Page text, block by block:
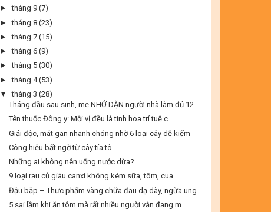
►tháng 9 (7)
►tháng 8 (23)
►tháng 7 (15)
►tháng 6 (9)
►tháng 5 (30)
►tháng 4 (53)
▼
tháng 3 (28)
Tháng đầu sau sinh, mẹ NHỚ DẶN người nhà làm đủ 12...
Tên thuốc Đông y: Mỗi vị đều là tinh hoa trí tuệ c...
Giải độc, mát gan nhanh chóng nhờ 6 loại cây dễ kiếm
Công hiệu bất ngờ từ cây tía tô
Những ai không nên uống nước dừa?
9 loại rau củ giàu canxi không kém sữa, tôm, cua
Đậu bắp – Thực phẩm vàng chữa đau dạ dày, ngừa ung...
5 sai lầm khi ăn tôm mà rất nhiều người vẫn đang m...